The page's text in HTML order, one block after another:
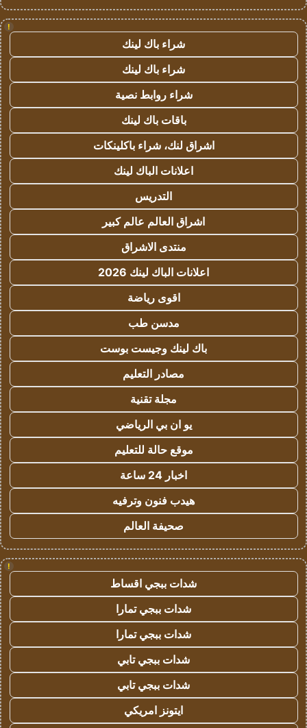
!
شراء باك لينك
شراء باك لينك
شراء روابط نصية
باقات باك لينك
اشراق لنك، شراء باكلينكات
اعلانات الباك لينك
التدريس
اشراق العالم عالم كبير
منتدى الاشراق
اعلانات الباك لينك 2026
اقوى رياضة
مدسن طب
باك لينك وجيست بوست
مصادر التعليم
مجلة تقنية
يو ان بي الرياضي
موقع حالة للتعليم
اخبار 24 ساعة
هيدب فنون وترفيه
صحيفة العالم
!
شدات ببجي اقساط
شدات ببجي تمارا
شدات ببجي تمارا
شدات ببجي تابي
شدات ببجي تابي
ايتونز امريكي